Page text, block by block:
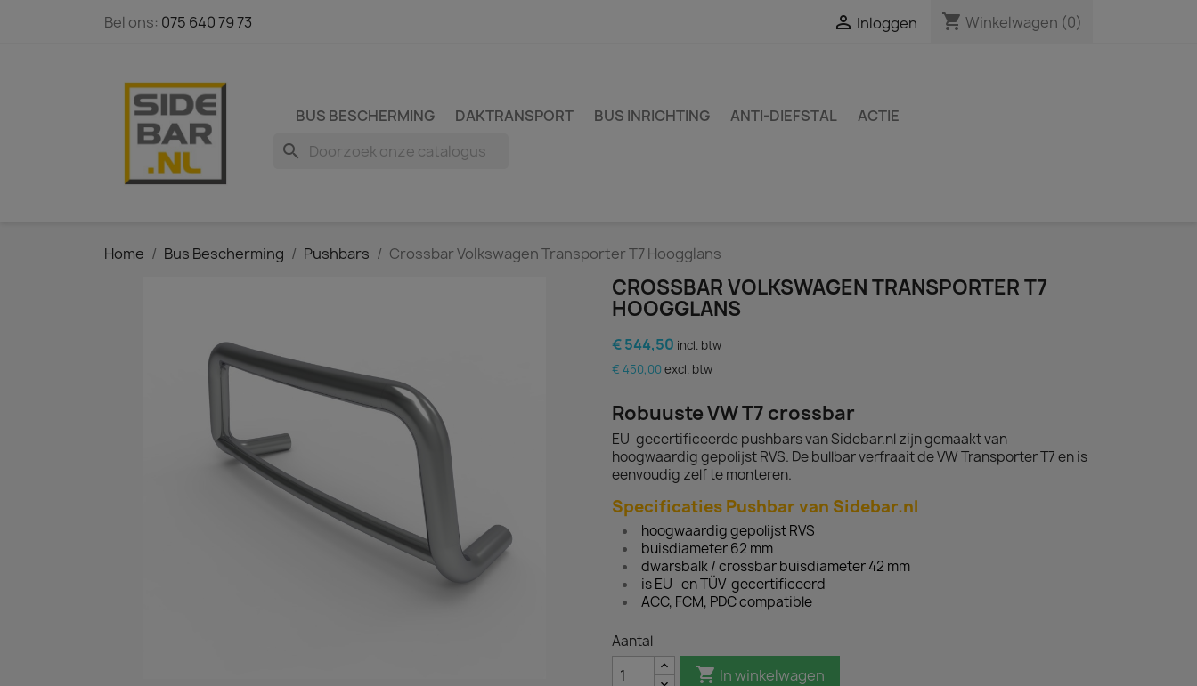
Bel ons: 075 640 79 73  Inloggen shopping_cart Winkelwagen (0)
BUS BESCHERMING DAKTRANSPORT BUS INRICHTING ANTI-DIEFSTAL ACTIE
search
Home Bus Bescherming Pushbars Crossbar Volkswagen Transporter T7 Hoogglans
CROSSBAR VOLKSWAGEN TRANSPORTER T7
HOOGGLANS
€ 544,50 incl. btw
€ 450,00 excl. btw
Robuuste VW T7 crossbar
EU-gecertificeerde pushbars van Sidebar.nl zijn gemaakt van
hoogwaardig gepolijst RVS. De bullbar verfraait de VW Transporter T7 en is
eenvoudig zelf te monteren.
Specificaties Pushbar van Sidebar.nl
hoogwaardig gepolijst RVS
buisdiameter 62 mm
dwarsbalk / crossbar buisdiameter 42 mm
is EU- en TÜV-gecertificeerd
ACC, FCM, PDC compatible
Aantal
 In winkelwagen